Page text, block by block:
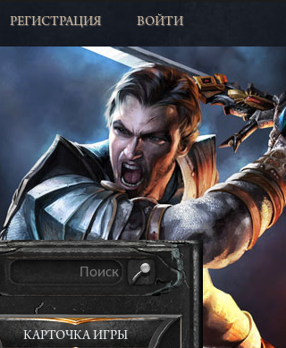
РЕГИСТРАЦИЯ ВОЙТИ
КАРТОЧКА ИГРЫ